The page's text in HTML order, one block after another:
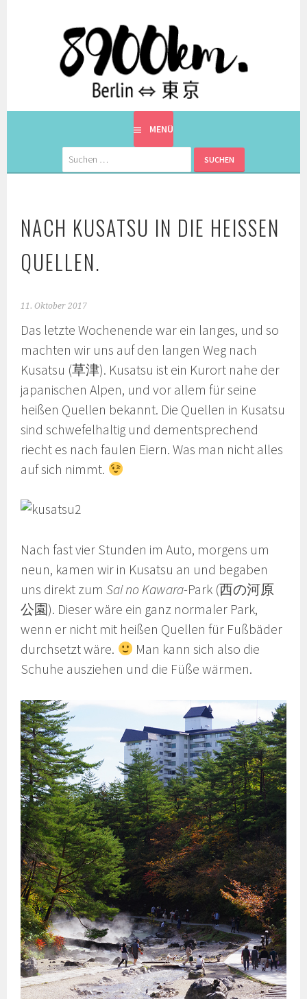
8900KM. BERLIN ⇔ 東京
EINE BERLINERIN IN JAPAN. MIT EINEM JAPANER.
MENÜ
Suchen
nach:
NACH KUSATSU IN DIE HEISSEN Q
UELLEN.
11. Oktober 2017
Das letzte Wochenende war ein langes, und so
machten wir uns auf den langen Weg nach
Kusatsu (草津). Kusatsu ist ein Kurort nahe der
japanischen Alpen, und vor allem für seine
heißen Quellen bekannt. Die Quellen in Kusatsu
sind schwefelhaltig und dementsprechend
riecht es nach faulen Eiern. Was man nicht alles
auf sich nimmt.
Nach fast vier Stunden im Auto, morgens um
neun, kamen wir in Kusatsu an und begaben
uns direkt zumSai no Kawara-Park (西の河原
公園). Dieser wäre ein ganz normaler Park,
wenn er nicht mit heißen Quellen für Fußbäder
durchsetzt wäre.
Man kann sich also die
Schuhe ausziehen und die Füße wärmen.